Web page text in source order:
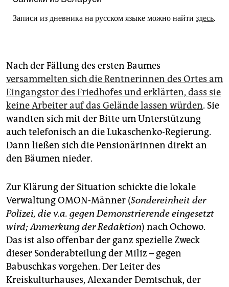
Записи из дневника на русском языке можно найти здесь.
Nach der Fällung des ersten Baumes
versammelten sich die Rentnerinnen des Ortes am
Eingangstor des Friedhofes und erklärten, dass sie
keine Arbeiter auf das Gelände lassen würden. Sie
wandten sich mit der Bitte um Unterstützung
auch telefonisch an die Lukaschenko-Regierung.
Dann ließen sich die Pensionärinnen direkt an
den Bäumen nieder.
Zur Klärung der Situation schickte die lokale
Verwaltung OMON-Männer (Sondereinheit der
Polizei, die v.a. gegen Demonstrierende eingesetzt
wird; Anmerkung der Redaktion) nach Ochowo.
Das ist also offenbar der ganz spezielle Zweck
dieser Sonderabteilung der Miliz – gegen
Babuschkas vorgehen. Der Leiter des
Kreiskulturhauses, Alexander Demtschuk, der